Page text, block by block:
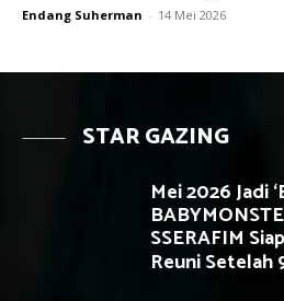
Endang Suherman - 14 Mei 2026
STAR GAZING
Mei 2026 Jadi
SSERAFIM
Reuni Setelah